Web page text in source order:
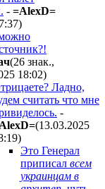
- =AlexD=
)
(26 знак.,
18:02)
Ладно,
считать что мне
-
(13.03.2025
)
Это Генерал
приписал всем
украинцам в